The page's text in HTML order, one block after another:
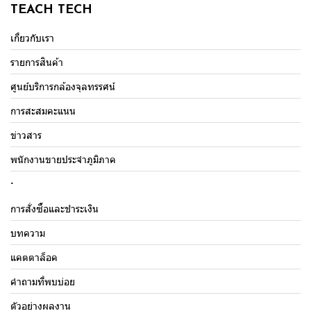
TEACH TECH
เกี่ยวกับเรา
รายการสินค้า
ศูนย์บริการกล้องจุลทรรศน์
การสะสมคะแนน
ข่าวสาร
พนักงานขายประจำภูมิภาค
.
การสั่งซื้อและชำระเงิน
บทความ
แคตตาล็อค
คำถามที่พบบ่อย
ตัวอย่างผลงาน